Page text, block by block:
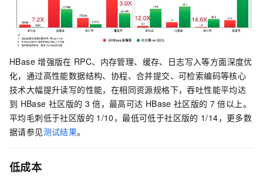
HBase 增强版在 RPC、内存管理、缓存、日志写入等方面深度优
化，通过高性能数据结构、协程、合并提交、可检索编码等核心
技术大幅提升读写的性能，在相同资源规格下，吞吐性能平均达
到 HBase 社区版的 3 倍，最高可达 HBase 社区版的 7 倍以上。
平均毛刺低于社区版的 1/10，最低可低于社区版的 1/14，更多数
据请参见测试结果。
低成本